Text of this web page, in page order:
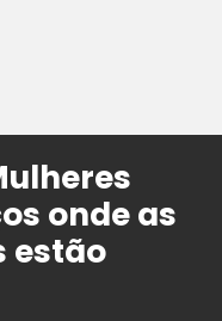
onde as
estão